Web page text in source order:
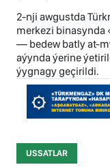
2-nji awgustda
merkezi binasynda
— bedew batly at-
aýynda ýerine
ýygnagy geçirildi.
USSATLAR